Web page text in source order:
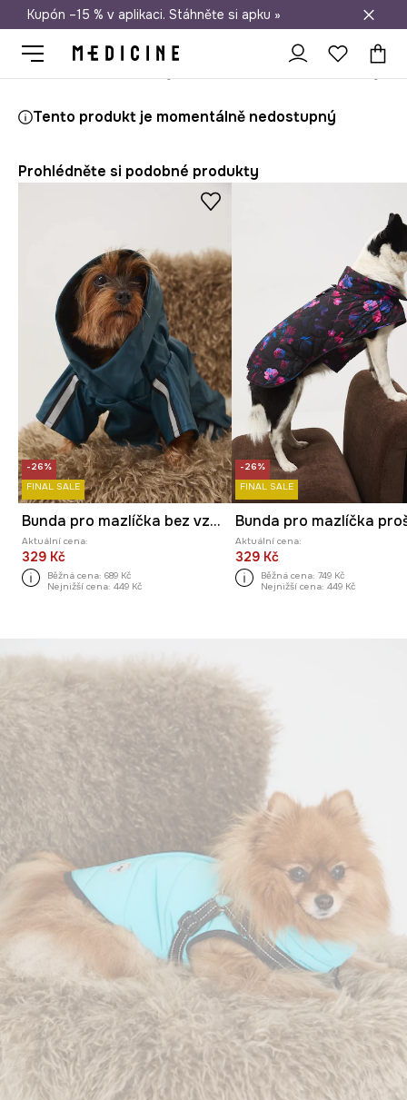
Doprava zdarma při nákupu nad 1 200 Kč
Kupón –15 % v aplikaci. Stáhněte si apku »
Tento produkt je momentálně nedostupný
Prohlédněte si podobné produkty
-26%
FINAL SALE
Bunda pro mazlíčka bez vzoru
Aktuální cena:
329 Kč
Běžná cena: 689 Kč
Nejnižší cena: 449 Kč
-26%
FINAL SALE
Aktuální cena:
329 Kč
Běžná cena: 749 Kč
Nejnižší cena: 449 Kč